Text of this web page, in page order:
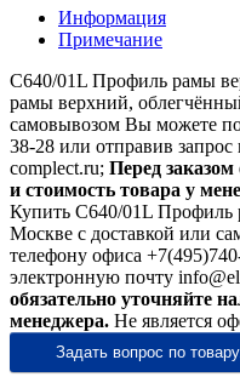
Информация
Примечание
C640/01L Профиль рамы
рамы верхний,
самовывозом Вы можете
38-28 или отправив
complect.ru; Перед
и стоимость товара у
Купить C640/01L Профиль
Москве с доставкой или
телефону офиса
электронную почту
обязательно уточняйте
менеджера. Не является
Задать вопрос по